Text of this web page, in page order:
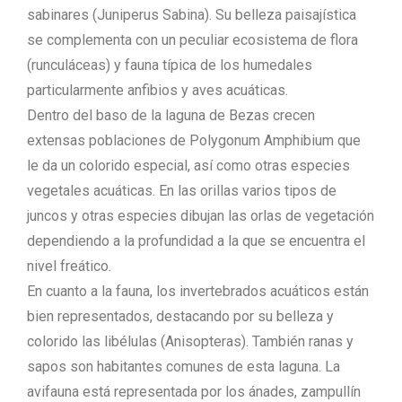
sabinares (Juniperus Sabina). Su belleza paisajística
se complementa con un peculiar ecosistema de flora
(runculáceas) y fauna típica de los humedales
particularmente anfibios y aves acuáticas.
Dentro del baso de la laguna de Bezas crecen
extensas poblaciones de Polygonum Amphibium que
le da un colorido especial, así como otras especies
vegetales acuáticas. En las orillas varios tipos de
juncos y otras especies dibujan las orlas de vegetación
dependiendo a la profundidad a la que se encuentra el
nivel freático.
En cuanto a la fauna, los invertebrados acuáticos están
bien representados, destacando por su belleza y
colorido las libélulas (Anisopteras). También ranas y
sapos son habitantes comunes de esta laguna. La
avifauna está representada por los ánades, zampullín